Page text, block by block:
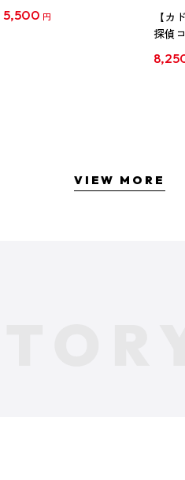
5,500 円
【カ
探偵
クリ
VIEW MORE